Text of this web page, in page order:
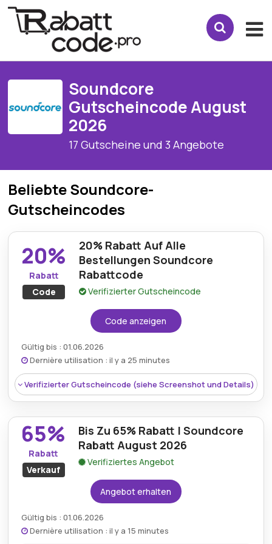
Soundcore
Gutscheincode August
2026
17 Gutscheine und 3 Angebote
Beliebte Soundcore-
Gutscheincodes
20%
Rabatt
Code
20% Rabatt Auf Alle
Bestellungen Soundcore
Rabattcode
Verifizierter Gutscheincode
Code anzeigen
Gültig bis : 01.06.2026
Dernière utilisation : il y a 25 minutes
Verifizierter Gutscheincode (siehe Screenshot und Details)
65%
Rabatt
Verkauf
Bis Zu 65% Rabatt | Soundcore
Rabatt August 2026
Verifiziertes Angebot
Angebot erhalten
Gültig bis : 01.06.2026
Dernière utilisation : il y a 15 minutes